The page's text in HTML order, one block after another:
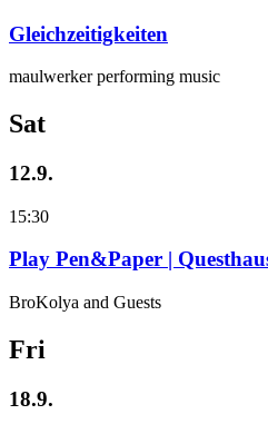
Gleichzeitigkeiten
maulwerker performing music
Sat
12.9.
15:30
Play Pen&Paper |
BroKolya and Guests
Fri
18.9.